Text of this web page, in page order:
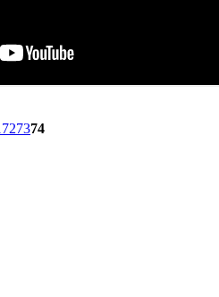
727374